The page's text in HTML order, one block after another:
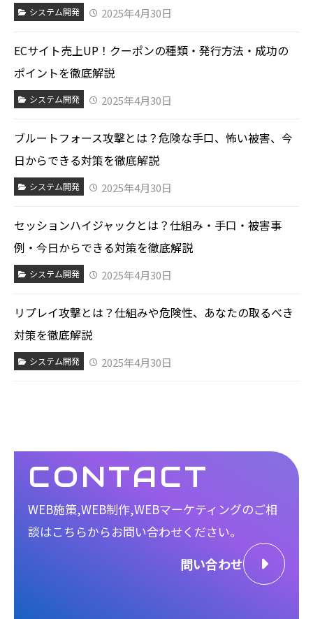
システム開発 2025年4月30日
ECサイト売上UP！クーポンの種類・発行方法・成功の
ポイントを徹底解説
システム開発 2025年4月30日
ブルートフォース攻撃とは？危険な手口、怖い被害、今
日からできる対策を徹底解説
システム開発 2025年4月30日
セッションハイジャックとは？仕組み・手口・被害事
例・今日からできる対策を徹底解説
システム開発 2025年4月30日
リプレイ攻撃とは？仕組みや危険性、あなたの取るべき
対策を徹底解説
システム開発 2025年4月30日
CONTACT
WEB施策,WEB制作,WEBマーケティングのご相
談はこちらからお問い合わせください。
問い合わせ